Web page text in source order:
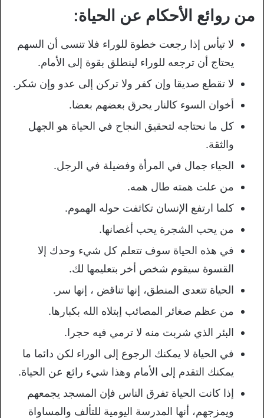
من روائع الأحكام عن الحياة:
لا تيأس إذا رجعت خطوة للوراء فلا تنسى أن السهم
يحتاج أن ترجعه للوراء لينطلق بقوة إلى الأمام.
لا تقطع صديقا وإن كفر ولا تركن إلى عدو وإن شكر.
أخوان السوء كالنار يحرق بعضهم بعضا.
كل ما نحتاجه لتحقيق النجاح في الحياة هو الجهل
والثقة.
الحياء جمال في المرأة وفضيلة في الرجل.
من علت همته طال همه.
كلما ارتفع الإنسان تكاثفت حوله الهموم.
من يحب الشجرة يحب أغصانها.
في هذه الحياة سوف تتعلم كل شيء وحدك إلا
القسوة سيقوم شخص أخر بتعليمها لك.
الحياة تتعدى المنطق، إنها تناقض ، إنها سر.
من عظم صغائر المصائب إبتلاه الله بكبارها.
البئر الذي شربت منه لا ترمي فيه حجرا.
في الحياة لا يمكنك الرجوع إلى الوراء لكن دائما ما
يمكنك التقدم إلى الأمام وهذا شيء رائع عن الحياة.
إذا كانت الحياة تفرق الناس فإن المسجد يجمعهم
ويمزجهم، أنها المدرسة اليومية للتألف والمساواة